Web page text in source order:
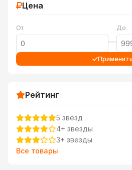
Цена
От
—
До
Применить
Рейтинг
5 звёзд
4+ звезды
3+ звезды
Все товары